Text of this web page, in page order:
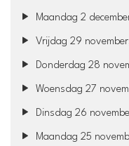
Maandag 2
Vrijdag 29
Donderdag 28
Woensdag 27
Dinsdag 26
Maandag 25